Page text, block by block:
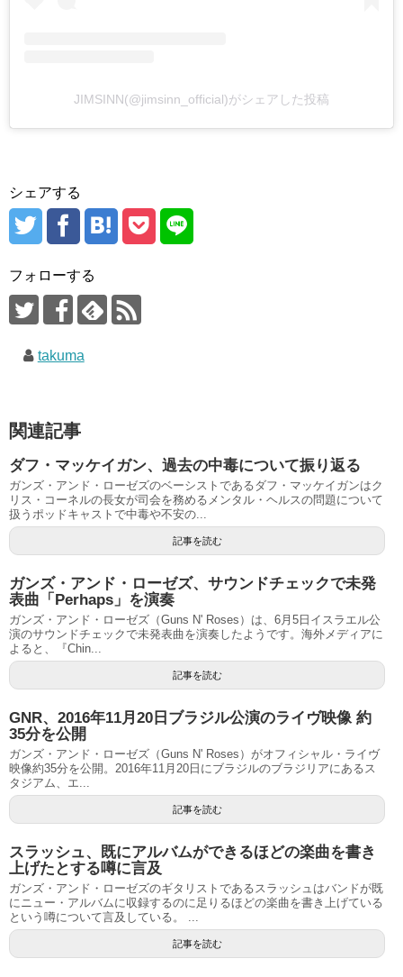
JIMSINN(@jimsinn_official)がシェアした投稿
シェアする
フォローする
takuma
関連記事
ダフ・マッケイガン、過去の中毒について振り返る
ガンズ・アンド・ローゼズのベーシストであるダフ・マッケイガンはク
リス・コーネルの長女が司会を務めるメンタル・ヘルスの問題について
扱うポッドキャストで中毒や不安の...
記事を読む
ガンズ・アンド・ローゼズ、サウンドチェックで未発
表曲「Perhaps」を演奏
ガンズ・アンド・ローゼズ（Guns N' Roses）は、6月5日イスラエル公
演のサウンドチェックで未発表曲を演奏したようです。海外メディアに
よると、『Chin...
記事を読む
GNR、2016年11月20日ブラジル公演のライヴ映像 約
35分を公開
ガンズ・アンド・ローゼズ（Guns N' Roses）がオフィシャル・ライヴ
映像約35分を公開。2016年11月20日にブラジルのブラジリアにあるス
タジアム、エ...
記事を読む
スラッシュ、既にアルバムができるほどの楽曲を書き
上げたとする噂に言及
ガンズ・アンド・ローゼズのギタリストであるスラッシュはバンドが既
にニュー・アルバムに収録するのに足りるほどの楽曲を書き上げている
という噂について言及している。 ...
記事を読む